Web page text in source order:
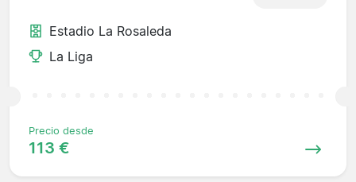
Estadio La Rosaleda
La Liga
Precio desde
113 €